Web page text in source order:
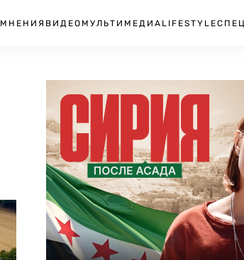
МНЕНИЯ ВИДЕО МУЛЬТИМЕДИА LIFESTYLE